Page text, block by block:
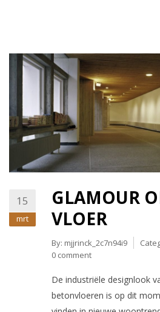
15
mrt
GLAMOUR
VLOER
By: mjjrinck_2c7n94i9
0 comment
De industriële designlook
betonvloeren is op dit